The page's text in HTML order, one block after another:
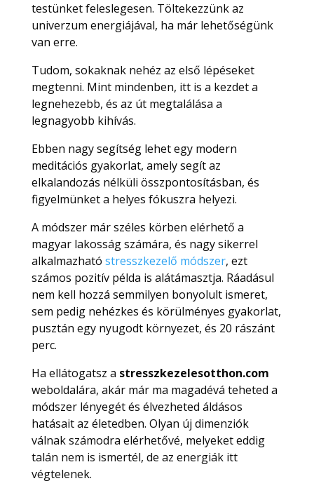
testünket feleslegesen. Töltekezzünk az
univerzum energiájával, ha már lehetőségünk
van erre.
Tudom, sokaknak nehéz az első lépéseket
megtenni. Mint mindenben, itt is a kezdet a
legnehezebb, és az út megtalálása a
legnagyobb kihívás.
Ebben nagy segítség lehet egy modern
meditációs gyakorlat, amely segít az
elkalandozás nélküli összpontosításban, és
figyelmünket a helyes fókuszra helyezi.
A módszer már széles körben elérhető a
magyar lakosság számára, és nagy sikerrel
alkalmazható stresszkezelő módszer, ezt
számos pozitív példa is alátámasztja. Ráadásul
nem kell hozzá semmilyen bonyolult ismeret,
sem pedig nehézkes és körülményes gyakorlat,
pusztán egy nyugodt környezet, és 20 rászánt
perc.
Ha ellátogatsz a stresszkezelesotthon.com
weboldalára, akár már ma magadévá teheted a
módszer lényegét és élvezheted áldásos
hatásait az életedben. Olyan új dimenziók
válnak számodra elérhetővé, melyeket eddig
talán nem is ismertél, de az energiák itt
végtelenek.